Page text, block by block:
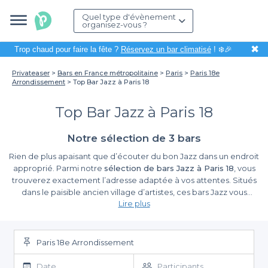
Quel type d'évènement
organisez-vous ?
Trop chaud pour faire la fête ? Réservez un bar climatisé! ❄️🎉 ✖
Privateaser Bars en France métropolitaine Paris
Paris 18e
Arrondissement
Top Bar Jazz à Paris 18
Top Bar Jazz à Paris 18
Notre sélection de 3 bars
Rien de plus apaisant que d’écouter du bon Jazz dans un endroit
approprié. Parmi notre sélection de bars Jazz à Paris 18 , vous
trouverez exactement l’adresse adaptée à vos attentes. Situés
dans le paisible ancien village d’artistes, ces bars Jazz vous
accueillent dans une ambiance chaleureuse dans le quartier
seulement une vue panoramique sur la ville, mais également des
lieux où vous pouvez vous détendre. Que ce soit pour un
afterwork, un verre entre amis ou un quelconque événement
festif en groupe, notre
top bar jazz à Paris 18vous propose un
Lire plus
Paris 18e Arrondissement